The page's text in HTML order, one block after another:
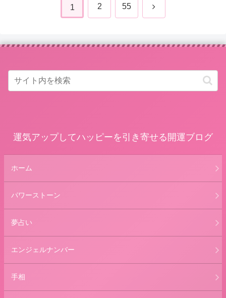
1 2 55 次
運気アップしてハッピーを引き寄せる開運ブログ
ホーム
パワーストーン
夢占い
エンジェルナンバー
手相